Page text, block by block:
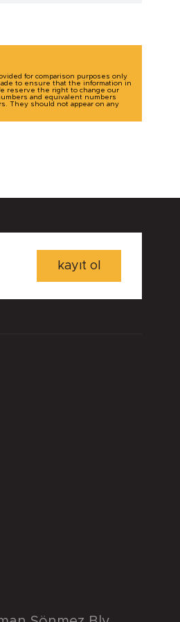
for comparison purposes only
to ensure that the information in
reserve the right to change our
and equivalent numbers
They should not appear on any
kayıt ol